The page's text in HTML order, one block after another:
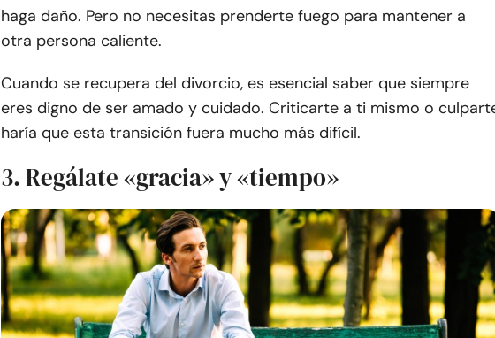
haga daño. Pero no necesitas prenderte fuego para mantener a
otra persona caliente.
Cuando se recupera del divorcio, es esencial saber que siempre
eres digno de ser amado y cuidado. Criticarte a ti mismo o
haría que esta transición fuera mucho más difícil.
3. Regálate «gracia» y «tiempo»